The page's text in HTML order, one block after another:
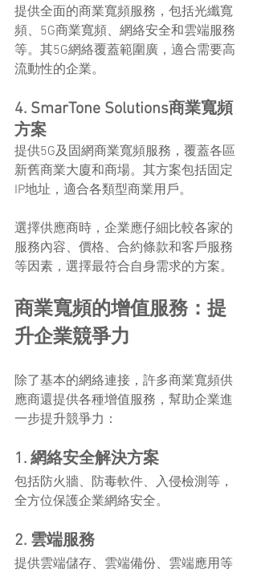
提供全面的商業寬頻服務，包括光纖寬
頻、5G商業寬頻、網絡安全和雲端服務
等。其5G網絡覆蓋範圍廣，適合需要高
流動性的企業。
4. SmarTone Solutions商業寬頻
方案
提供5G及固網商業寬頻服務，覆蓋各區
新舊商業大廈和商場。其方案包括固定
IP地址，適合各類型商業用戶。
選擇供應商時，企業應仔細比較各家的
服務內容、價格、合約條款和客戶服務
等因素，選擇最符合自身需求的方案。
商業寬頻的增值服務：提
升企業競爭力
除了基本的網絡連接，許多商業寬頻供
應商還提供各種增值服務，幫助企業進
一步提升競爭力：
1. 網絡安全解決方案
包括防火牆、防毒軟件、入侵檢測等，
全方位保護企業網絡安全。
2. 雲端服務
提供雲端儲存、雲端備份、雲端應用等